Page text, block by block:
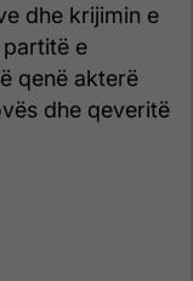
dhe krijimin e
e
qenë akterë
dhe qeveritë